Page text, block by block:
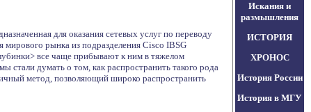
для оказания сетевых услуг по переводу
рынка из подразделения Cisco IBSG
все чаще прибывают к ним в тяжелом
стали думать о том, как распространить такого рода
метод, позволяющий широко распространить
Искания и
размышления
ИСТОРИЯ
ХРОНОС
История России
История в МГУ